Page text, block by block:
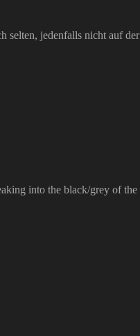
selten, jedenfalls nicht auf
into the black/grey of the